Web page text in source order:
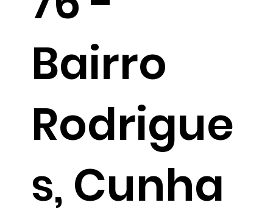
Bairro
Rodrigue
s, Cunha